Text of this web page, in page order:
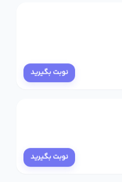
نوبت بگیرید
نوبت بگیرید